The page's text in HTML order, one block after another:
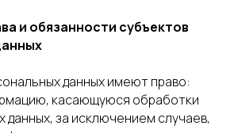
и обязанности субъектов
данных имеют право:
касающуюся обработки
данных, за исключением случаев,